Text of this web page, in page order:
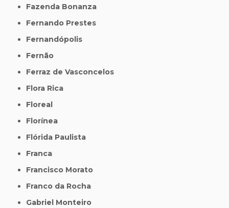
Fazenda Bonanza
Fernando Prestes
Fernandópolis
Fernão
Ferraz de Vasconcelos
Flora Rica
Floreal
Florínea
Flórida Paulista
Franca
Francisco Morato
Franco da Rocha
Gabriel Monteiro